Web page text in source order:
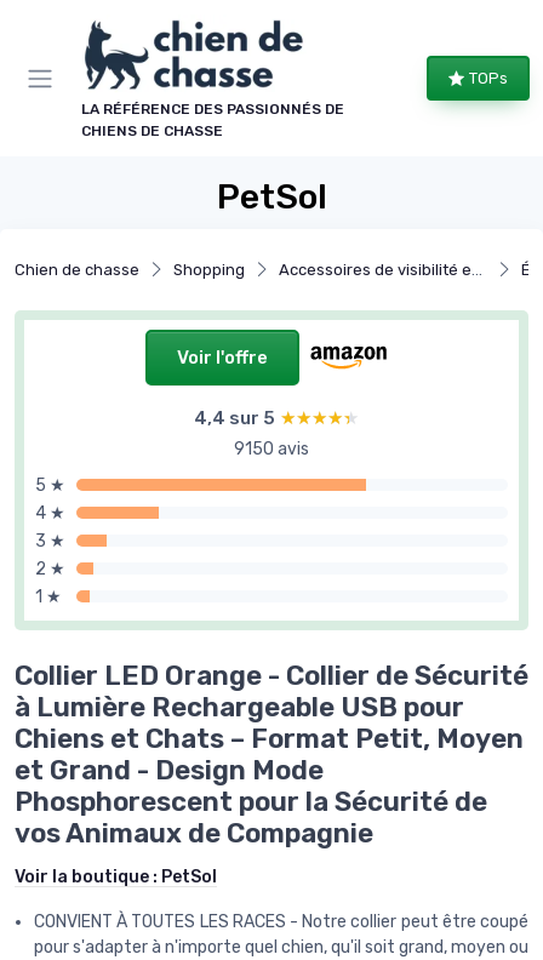
LA RÉFÉRENCE DES PASSIONNÉS DE
CHIENS DE CHASSE
TOPs
PetSol
Chien de chasse Shopping Accessoires de visibilité et sécurité
Voir l'offre
4,4 sur 5 ★★★★★
★★★★★
9150 avis
5 ★
4 ★
3 ★
2 ★
1 ★
Collier LED Orange - Collier de Sécurité
à Lumière Rechargeable USB pour
Chiens et Chats – Format Petit, Moyen
et Grand - Design Mode
Phosphorescent pour la Sécurité de
vos Animaux de Compagnie
Voir la boutique : PetSol
CONVIENT À TOUTES LES RACES - Notre collier peut être coupé
pour s'adapter à n'importe quel chien, qu'il soit grand, moyen ou
Panneau de gestion des cookies